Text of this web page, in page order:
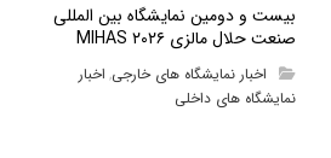
بیست و دومین نمایشگاه بین المللی
صنعت حلال مالزی MIHAS ۲۰۲۶
اخبار نمایشگاه های خارجی, اخبار
نمایشگاه های داخلی